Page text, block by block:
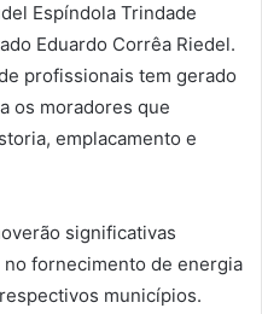
Espíndola Trindade
Eduardo Corrêa Riedel.
profissionais tem gerado
os moradores que
emplacamento e
significativas
fornecimento de energia
municípios.